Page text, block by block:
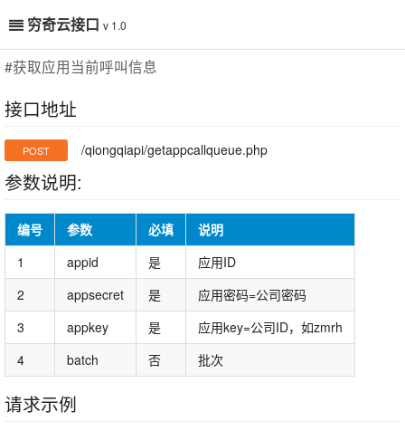
穷奇云接口 v 1.0
#获取应用当前呼叫信息
接口地址
POST /qiongqiapi/getappcallqueue.php
参数说明:
编号 参数 必填
说明
1
appid 是
应用ID
2
appsecret 是
应用密码=公司密码
3
appkey 是
应用key=公司ID，如zmrh
4
batch 否 批次
请求示例